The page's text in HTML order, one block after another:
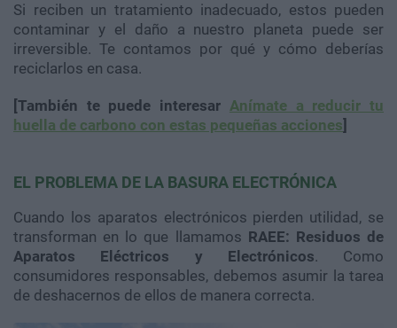
Si reciben un tratamiento inadecuado, estos pueden
contaminar y el daño a nuestro planeta puede ser
irreversible. Te contamos por qué y cómo deberías
reciclarlos en casa.
[También te puede interesar Anímate a reducir tu
huella de carbono con estas pequeñas acciones]
EL PROBLEMA DE LA BASURA ELECTRÓNICA
Cuando los aparatos electrónicos pierden utilidad, se
transforman en lo que llamamos RAEE: Residuos de
Aparatos Eléctricos y Electrónicos. Como
consumidores responsables, debemos asumir la tarea
de deshacernos de ellos de manera correcta.